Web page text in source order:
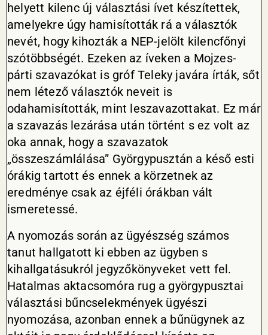
helyett kilenc új választási ívet készítettek,
amelyekre úgy hamisították rá a választók
nevét, hogy kihozták a NEP-jelölt kilencfőnyi
szótöbbségét. Ezeken az íveken a Mojzes-
párti szavazókat is gróf Teleky javára írták, sőt
nem létező választók neveit is
odahamisították, mint leszavazottakat. Ez már
a szavazás lezárása után történt s ez volt az
oka annak, hogy a szavazatok
„összeszámlálása” Györgypusztán a késő esti
órákig tartott és ennek a körzetnek az
eredménye csak az éjféli órákban vált
ismeretessé.
A nyomozás során az ügyészség számos
tanut hallgatott ki ebben az ügyben s
kihallgatásukról jegyzőkönyveket vett fel.
Hatalmas aktacsomóra rug a györgypusztai
választási bűncselekmények ügyészi
nyomozása, azonban ennek a bűnügynek az